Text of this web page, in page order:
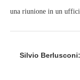
una riunione in un
Silvio